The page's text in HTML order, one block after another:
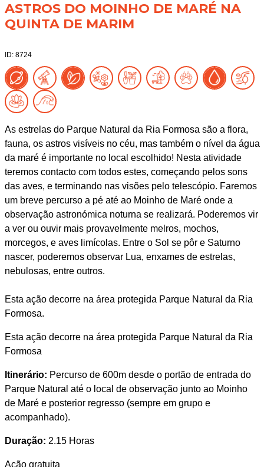
ASTROS DO MOINHO DE MARÉ NA
QUINTA DE MARIM
ID: 8724
As estrelas do Parque Natural da Ria Formosa são a flora,
fauna, os astros visíveis no céu, mas também o nível da água
da maré é importante no local escolhido! Nesta atividade
teremos contacto com todos estes, começando pelos sons
das aves, e terminando nas visões pelo telescópio. Faremos
um breve percurso a pé até ao Moinho de Maré onde a
observação astronómica noturna se realizará. Poderemos vir
a ver ou ouvir mais provavelmente melros, mochos,
morcegos, e aves limícolas. Entre o Sol se pôr e Saturno
nascer, poderemos observar Lua, enxames de estrelas,
nebulosas, entre outros.
Esta ação decorre na área protegida Parque Natural da Ria
Formosa.
Esta ação decorre na área protegida Parque Natural da Ria
Formosa
Itinerário: Percurso de 600m desde o portão de entrada do
Parque Natural até o local de observação junto ao Moinho
de Maré e posterior regresso (sempre em grupo e
acompanhado).
Duração: 2.15 Horas
Ação gratuita